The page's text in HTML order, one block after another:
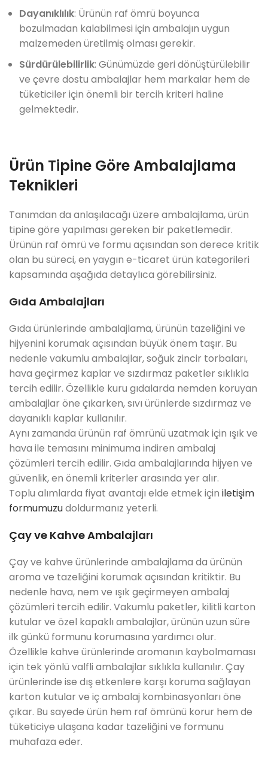
Dayanıklılık: Ürünün raf ömrü boyunca
bozulmadan kalabilmesi için ambalajın uygun
malzemeden üretilmiş olması gerekir.
Sürdürülebilirlik: Günümüzde geri dönüştürülebilir
ve çevre dostu ambalajlar hem markalar hem de
tüketiciler için önemli bir tercih kriteri haline
gelmektedir.
Ürün Tipine Göre Ambalajlama
Teknikleri
Tanımdan da anlaşılacağı üzere ambalajlama, ürün
tipine göre yapılması gereken bir paketlemedir.
Ürünün raf ömrü ve formu açısından son derece kritik
olan bu süreci, en yaygın e-ticaret ürün kategorileri
kapsamında aşağıda detaylıca görebilirsiniz.
Gıda Ambalajları
Gıda ürünlerinde ambalajlama, ürünün tazeliğini ve
hijyenini korumak açısından büyük önem taşır. Bu
nedenle vakumlu ambalajlar, soğuk zincir torbaları,
hava geçirmez kaplar ve sızdırmaz paketler sıklıkla
tercih edilir. Özellikle kuru gıdalarda nemden koruyan
ambalajlar öne çıkarken, sıvı ürünlerde sızdırmaz ve
dayanıklı kaplar kullanılır.
Aynı zamanda ürünün raf ömrünü uzatmak için ışık ve
hava ile temasını minimuma indiren ambalaj
çözümleri tercih edilir. Gıda ambalajlarında hijyen ve
güvenlik, en önemli kriterler arasında yer alır.
Toplu alımlarda fiyat avantajı elde etmek için iletişim
formumuzudoldurmanız yeterli.
Çay ve Kahve Ambalajları
Çay ve kahve ürünlerinde ambalajlama da ürünün
aroma ve tazeliğini korumak açısından kritiktir. Bu
nedenle hava, nem ve ışık geçirmeyen ambalaj
çözümleri tercih edilir. Vakumlu paketler, kilitli karton
kutular ve özel kapaklı ambalajlar, ürünün uzun süre
ilk günkü formunu korumasına yardımcı olur.
Özellikle kahve ürünlerinde aromanın kaybolmaması
için tek yönlü valfli ambalajlar sıklıkla kullanılır. Çay
ürünlerinde ise dış etkenlere karşı koruma sağlayan
karton kutular ve iç ambalaj kombinasyonları öne
çıkar. Bu sayede ürün hem raf ömrünü korur hem de
tüketiciye ulaşana kadar tazeliğini ve formunu
muhafaza eder.